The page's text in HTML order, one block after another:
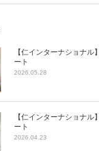
【仁インターナショナル
ート
2026.05.28
【仁インターナショナル
ート
2026.04.23